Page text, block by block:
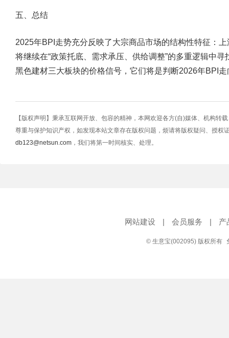
五、总结
2025年BPI走势充分反映了大宗商品市场的结构性特征：
将继续在“政策托底、需求承压、供给调整”的多重逻辑中寻
黑色建材三大板块的价格信号 ，它们将是判断2026年BPI
【版权声明】秉承互联网开放、包容的精神，本网欢迎各方(自)媒体、机构转
尊重与保护知识产权，如发现本站文章存在版权问题，烦请将版权疑问、授权
db123@netsun.com ，我们将第一时间核实、处理。
网站建设 | 会员服务 | 产
© 生意宝(002095) 版权所有